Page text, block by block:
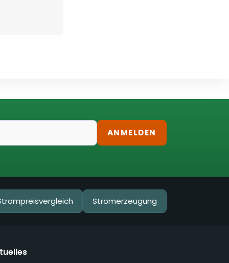
ANMELDEN
Stromerzeugung